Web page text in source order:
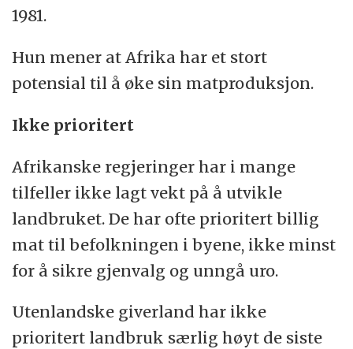
1981.
Hun mener at Afrika har et stort
potensial til å øke sin matproduksjon.
Ikke prioritert
Afrikanske regjeringer har i mange
tilfeller ikke lagt vekt på å utvikle
landbruket. De har ofte prioritert billig
mat til befolkningen i byene, ikke minst
for å sikre gjenvalg og unngå uro.
Utenlandske giverland har ikke
prioritert landbruk særlig høyt de siste